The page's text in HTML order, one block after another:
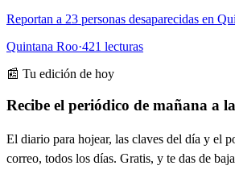
Reportan a 23 personas desaparecidas en
Quintana Roo·421 lecturas
📰 Tu edición de hoy
Recibe el periódico de mañana a
El diario para hojear, las claves del día y el
correo, todos los días. Gratis, y te das de